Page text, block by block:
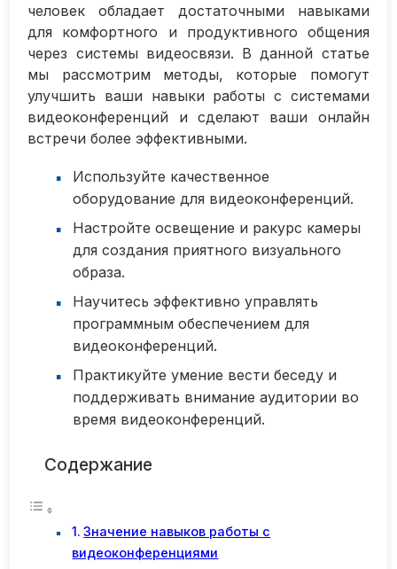
человек обладает достаточными навыками
для комфортного и продуктивного общения
через системы видеосвязи. В данной статье
мы рассмотрим методы, которые помогут
улучшить ваши навыки работы с системами
видеоконференций и сделают ваши онлайн
встречи более эффективными.
Используйте качественное
оборудование для видеоконференций.
Настройте освещение и ракурс камеры
для создания приятного визуального
образа.
Научитесь эффективно управлять
программным обеспечением для
видеоконференций.
Практикуйте умение вести беседу и
поддерживать внимание аудитории во
время видеоконференций.
Содержание
Значение навыков работы с
видеоконференциями